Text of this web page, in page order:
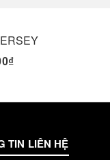
TIN LIÊN HỆ